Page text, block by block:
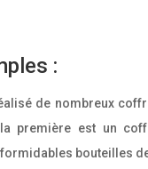
:
de nombreux
première est un
bouteilles